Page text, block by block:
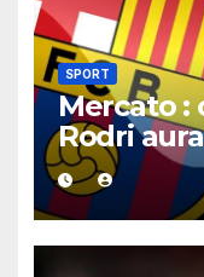
SPORT
Mercato :
Rodri
XXL avec
contrat